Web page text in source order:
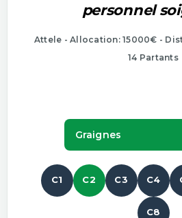
personnel
Attele - Allocation: 15000€ -
14 Partants
Graignes
C1 C2 C3 C4
C8